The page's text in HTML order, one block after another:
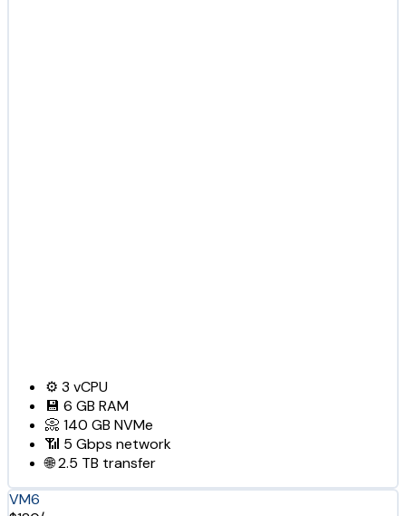
⚙️ 3 vCPU
💾 6 GB RAM
📀 140 GB NVMe
📶 5 Gbps network
🌐2.5 TB transfer
VM6